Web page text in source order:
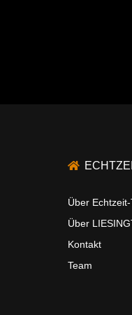
Über
Über
Kontakt
Team